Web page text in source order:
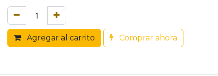
Agregar al carrito Comprar ahora